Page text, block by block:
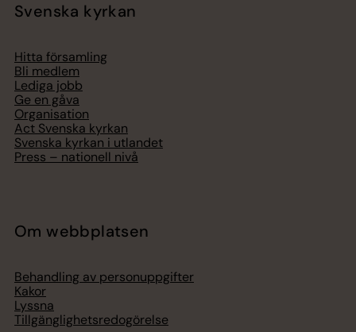
Svenska kyrkan
Hitta församling
Bli medlem
Lediga jobb
Ge en gåva
Organisation
Act Svenska kyrkan
Svenska kyrkan i utlandet
Press – nationell nivå
Om webbplatsen
Behandling av personuppgifter
Kakor
Lyssna
Tillgänglighetsredogörelse